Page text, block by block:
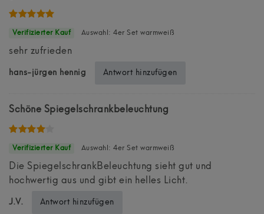
Auswahl: 4er Set warmweiß
sehr zufrieden
hans-jürgen hennig Antwort hinzufügen
Schöne Spiegelschrankbeleuchtung
Auswahl: 4er Set warmweiß
Die SpiegelschrankBeleuchtung sieht gut und
hochwertig aus und gibt ein helles Licht.
J.V. Antwort hinzufügen